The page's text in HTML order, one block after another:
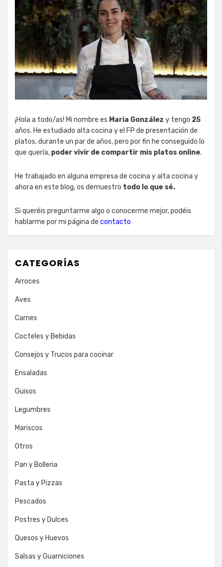
¡Hola a todo/as! Mi nombre es Maria González y tengo 25
años. He estudiado alta cocina y el FP de presentación de
platos, durante un par de años, pero por fin he conseguido lo
que quería, poder vivir de compartir mis platos online.
He trabajado en alguna empresa de cocina y alta cocina y
ahora en este blog, os demuestro todo lo que sé.
Si queréis preguntarme algo o conocerme mejor, podéis
hablarme por mi página de contacto
CATEGORÍAS
Arroces
Aves
Carnes
Cocteles y Bebidas
Consejos y Trucos para cocinar
Ensaladas
Guisos
Legumbres
Mariscos
Otros
Pan y Bolleria
Pasta y Pizzas
Pescados
Postres y Dulces
Quesos y Huevos
Salsas y Guarniciones